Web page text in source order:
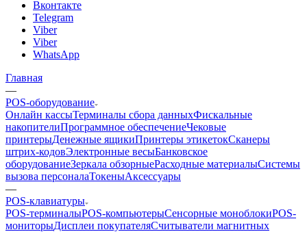
Вконтакте
Telegram
Viber
Viber
WhatsApp
Главная
—
POS-оборудование
Онлайн кассыТерминалы сбора данныхФискальные
накопителиПрограммное обеспечениеЧековые
принтерыДенежные ящикиПринтеры этикетокСканеры
штрих-кодовЭлектронные весыБанковское
оборудованиеЗеркала обзорныеРасходные материалыСистемы
вызова персоналаТокеныАксессуары
—
POS-клавиатуры
POS-терминалыPOS-компьютерыСенсорные моноблокиPOS-
мониторыДисплеи покупателяСчитыватели магнитных